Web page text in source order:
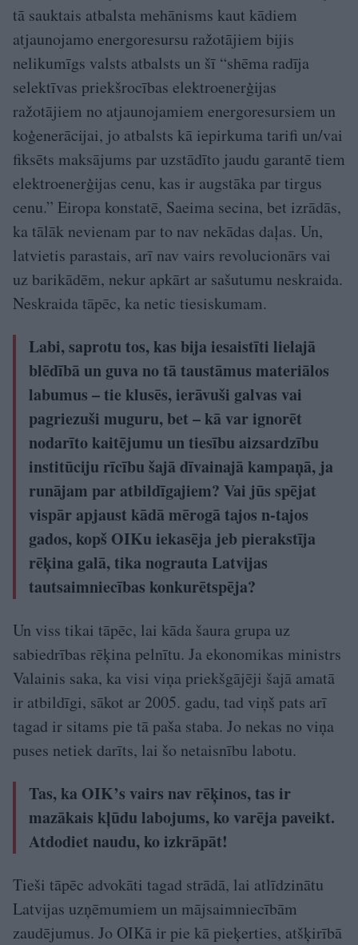
tā sauktais atbalsta mehānisms kaut kādiem
atjaunojamo energoresursu ražotājiem bijis
nelikumīgs valsts atbalsts un šī “shēma radīja
selektīvas priekšrocības elektroenerģijas
ražotājiem no atjaunojamiem energoresursiem un
koģenerācijai, jo atbalsts kā iepirkuma tarifi un/vai
fiksēts maksājums par uzstādīto jaudu garantē tiem
elektroenerģijas cenu, kas ir augstāka par tirgus
cenu.” Eiropa konstatē, Saeima secina, bet izrādās,
ka tālāk nevienam par to nav nekādas daļas. Un,
latvietis parastais, arī nav vairs revolucionārs vai
uz barikādēm, nekur apkārt ar sašutumu neskraida.
Neskraida tāpēc, ka netic tiesiskumam.
Labi, saprotu tos, kas bija iesaistīti lielajā
blēdībā un guva no tā taustāmus materiālos
labumus – tie klusēs, ierāvuši galvas vai
pagriezuši muguru, bet – kā var ignorēt
nodarīto kaitējumu un tiesību aizsardzību
institūciju rīcību šajā dīvainajā kampaņā, ja
runājam par atbildīgajiem? Vai jūs spējat
vispār apjaust kādā mērogā tajos n-tajos
gados, kopš OIKu iekasēja jeb pierakstīja
rēķina galā, tika nograuta Latvijas
tautsaimniecības konkurētspēja?
Un viss tikai tāpēc, lai kāda šaura grupa uz
sabiedrības rēķina pelnītu. Ja ekonomikas ministrs
Valainis saka, ka visi viņa priekšgājēji šajā amatā
ir atbildīgi, sākot ar 2005. gadu, tad viņš pats arī
tagad ir sitams pie tā paša staba. Jo nekas no viņa
puses netiek darīts, lai šo netaisnību labotu.
Tas, ka OIK’s vairs nav rēķinos, tas ir
mazākais kļūdu labojums, ko varēja paveikt.
Atdodiet naudu, ko izkrāpāt!
Tieši tāpēc advokāti tagad strādā, lai atlīdzinātu
Latvijas uzņēmumiem un mājsaimniecībām
zaudējumus. Jo OIKā ir pie kā pieķerties, atšķirībā